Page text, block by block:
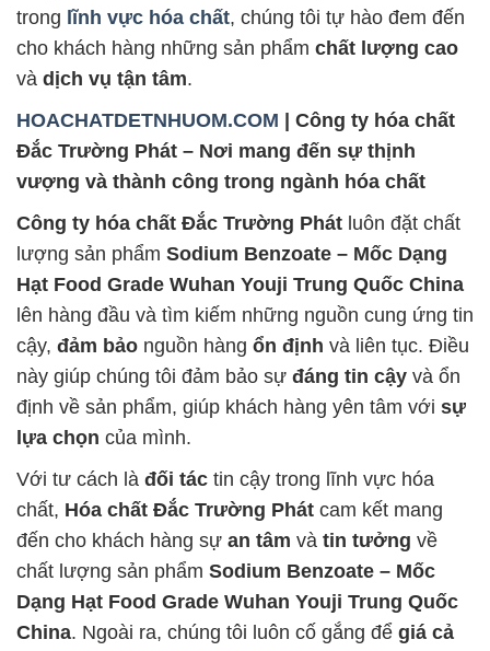
trong lĩnh vực hóa chất, chúng tôi tự hào đem đến
cho khách hàng những sản phẩm chất lượng cao
và dịch vụ tận tâm.
HOACHATDETNHUOM.COM | Công ty hóa chất
Đắc Trường Phát – Nơi mang đến sự thịnh
vượng và thành công trong ngành hóa chất
Công ty hóa chất Đắc Trường Phát luôn đặt chất
lượng sản phẩm Sodium Benzoate – Mốc Dạng
Hạt Food Grade Wuhan Youji Trung Quốc China
lên hàng đầu và tìm kiếm những nguồn cung ứng tin
cậy, đảm bảo nguồn hàng ổn định và liên tục. Điều
này giúp chúng tôi đảm bảo sự đáng tin cậy và ổn
định về sản phẩm, giúp khách hàng yên tâm với sự
lựa chọn của mình.
Với tư cách là đối tác tin cậy trong lĩnh vực hóa
chất, Hóa chất Đắc Trường Phát cam kết mang
đến cho khách hàng sự an tâm và tin tưởng về
chất lượng sản phẩm Sodium Benzoate – Mốc
Dạng Hạt Food Grade Wuhan Youji Trung Quốc
China. Ngoài ra, chúng tôi luôn cố gắng để giá cả